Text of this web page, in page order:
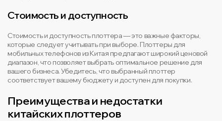
Стоимость и доступность
Стоимость и доступность плоттера — это важные факторы,
которые следует учитывать при выборе. Плоттеры для
мобильных телефонов из Китая предлагают широкий ценовой
диапазон, что позволяет выбрать оптимальное решение для
вашего бизнеса. Убедитесь, что выбранный плоттер
соответствует вашему бюджету и доступен для покупки.
Преимущества и недостатки
китайских плоттеров